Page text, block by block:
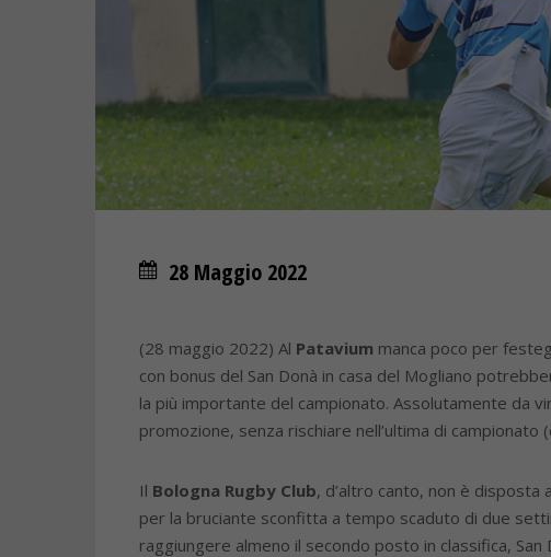
28 Maggio 2022
(28 maggio 2022) Al Patavium manca poco per
con bonus del San Donà in casa del Mogliano
la più importante del campionato. Assolutamente da
promozione, senza rischiare nell’ultima di
Il Bologna Rugby Club, d’altro canto, non è
per la bruciante sconfitta a tempo scaduto di due
raggiungere almeno il secondo posto in classifica,